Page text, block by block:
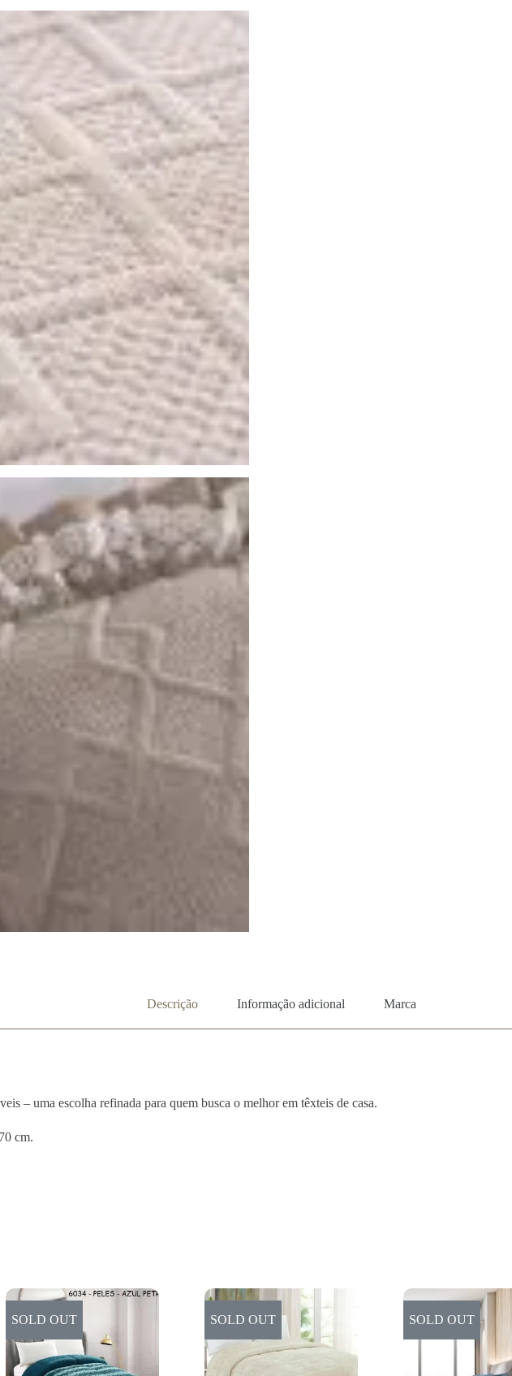
Descrição Informação adicional Marca
– uma escolha refinada para quem busca o melhor em têxteis de casa.
cm.
SOLD OUT SOLD OUT SOLD OUT